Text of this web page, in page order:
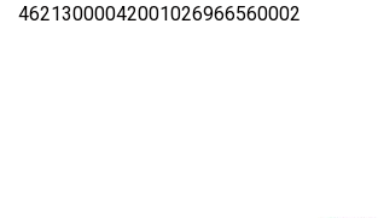
46213000042001026966560002